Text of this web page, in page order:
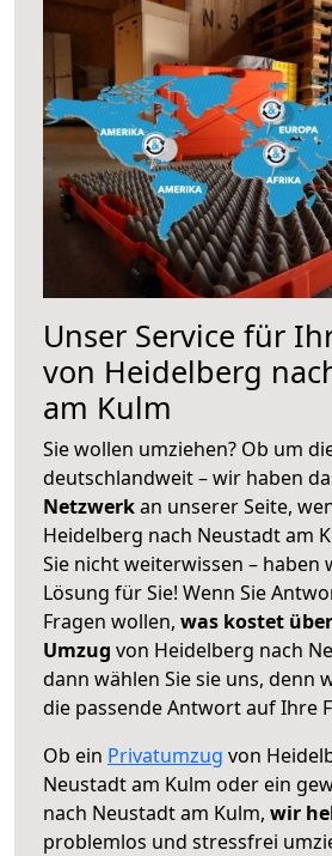
Unser Service für
von Heidelberg
am Kulm
Sie wollen umziehen? Ob um
deutschlandweit – wir haben
Netzwerkan unserer Seite,
Heidelberg nach Neustadt am
Sie nicht weiterwissen – haben
Lösung für Sie! Wenn Sie
Fragen wollen, was kostet
Umzug von Heidelberg nach
dann wählen Sie sie uns, denn
die passende Antwort auf Ihre
Ob ein Privatumzug von
Neustadt am Kulm oder ein
nach Neustadt am Kulm, wir
problemlos und stressfrei